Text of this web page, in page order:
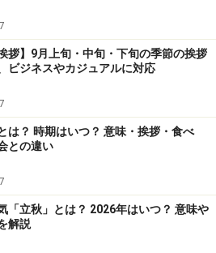
や強い風。
きわたる風。
る季節風。
てくる季節風。
拶】9月上旬・中旬・下旬の季節の挨拶
ビジネスやカジュアルに対応
は？ 時期はいつ？ 意味・挨拶・食べ
との違い
「立秋」とは？ 2026年はいつ？ 意味や
解説